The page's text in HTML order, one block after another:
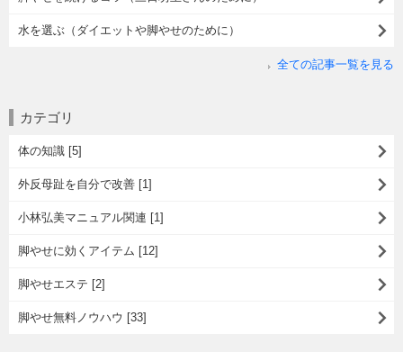
水を選ぶ（ダイエットや脚やせのために）
全ての記事一覧を見る
カテゴリ
体の知識 [5]
外反母趾を自分で改善 [1]
小林弘美マニュアル関連 [1]
脚やせに効くアイテム [12]
脚やせエステ [2]
脚やせ無料ノウハウ [33]